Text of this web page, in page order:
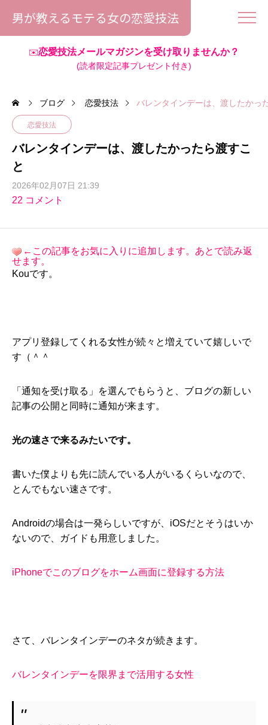
男が教えるモテる女の恋愛技法
✉️恋愛技法メールマガジンを受け取りませんか？
(読者限定記事プレゼント付き)
ブログ 恋愛技法 バレンタインデーは、渡したかっ
恋愛技法
バレンタインデーは、渡したかったら渡すこ
と
2026年02月07日 21:39
22 コメント
←この記事をお気に入りに追加します。あとで読み返
せます。
Kouです。
アプリ登録してくれる女性が続々と増えていて嬉しいで
す（＾＾
「通知を受け取る」を選んでもらうと、ブログの新しい
記事の公開と同時に通知が来ます。
光の速さで来るみたいです。
書いた僕よりも先に読んでいる人がいるくらいなので、
とんでもない速さです。
Androidの場合は一発らしいですが、iOSだとそうはいか
ないので、ガイドも用意しました。
iPhoneでこのブログをホーム画面に登録する方法
さて、バレンタインデーのネタが続きます。
バレンタインデーを限界まで活用する女性